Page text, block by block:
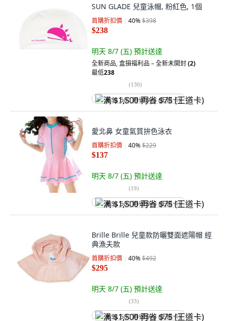
SUN GLADE 兒童泳帽, 粉紅色, 1個
首購折扣價 40%$398
$238
明天 8/7 (五) 預計送達
全新商品,盒損福利品 – 全新未開封(2)
最低238
(130)
满 $1,500 再省 $75 (王道卡)
愛北鼻 女童氣質拚色泳衣
首購折扣價 40%$229
$137
明天 8/7 (五) 預計送達
(19)
满 $1,500 再省 $75 (王道卡)
Brille Brille 兒童款防曬雙面遮陽帽 經
典漁夫款
首購折扣價 40%$492
$295
明天 8/7 (五) 預計送達
(33)
满 $1,500 再省 $75 (王道卡)